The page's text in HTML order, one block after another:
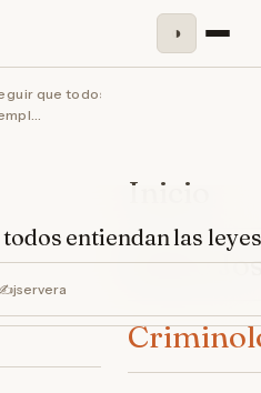
◑
Inicio
Sobre
que todos entiendan las
entiendan las
✍️jservera